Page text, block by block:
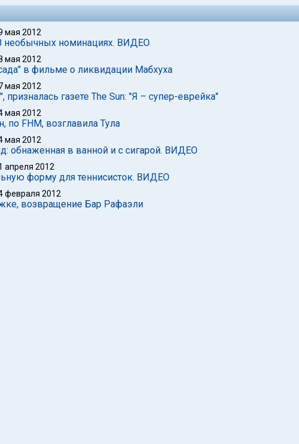
мая 2012
необычных номинациях. ВИДЕО
мая 2012
в фильме о ликвидации Мабхуха
мая 2012
газете The Sun: "Я – супер-еврейка"
мая 2012
FHM, возглавила Тула
мая 2012
обнаженная в ванной и с сигарой. ВИДЕО
апреля 2012
форму для теннисисток. ВИДЕО
февраля 2012
возвращение Бар Рафаэли